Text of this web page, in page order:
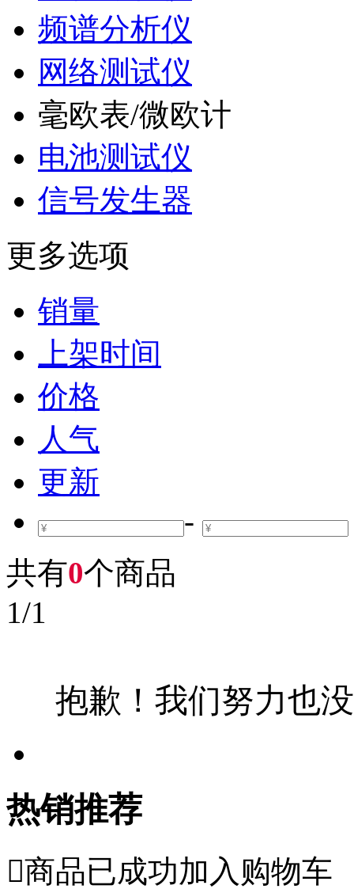
频谱分析仪
网络测试仪
毫欧表/微欧计
电池测试仪
信号发生器
更多选项
销量
上架时间
价格
人气
更新
-
共有0个商品
1/1
抱歉！我们努力也
热销推荐
商品已成功加入购物车